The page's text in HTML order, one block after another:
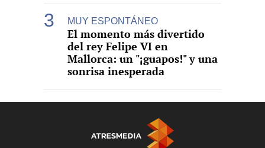
MUY ESPONTÁNEO
El momento más divertido
del rey Felipe VI en
Mallorca: un "¡guapos!" y una
sonrisa inesperada